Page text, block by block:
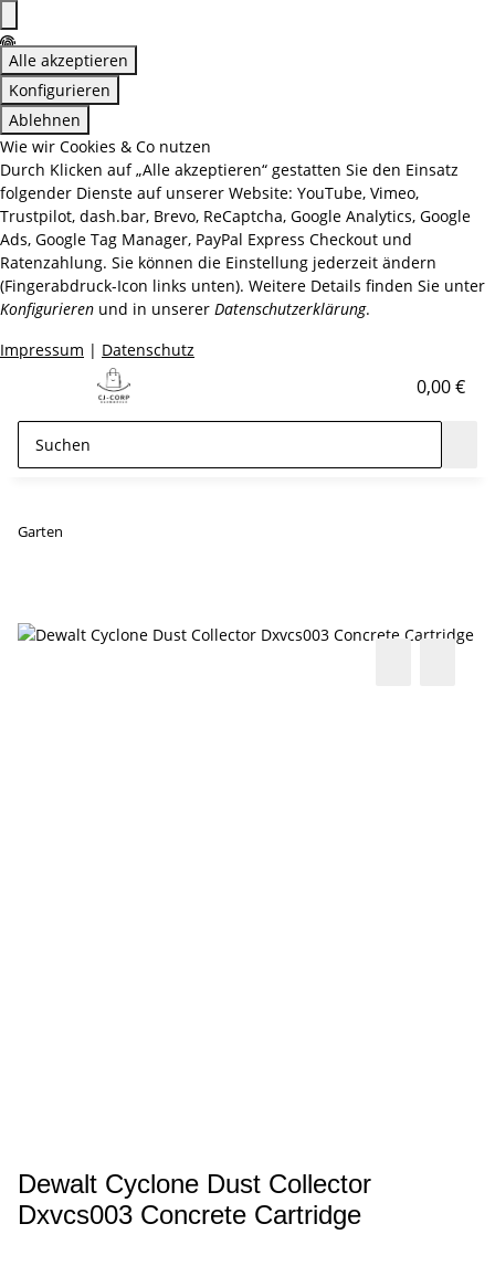
Alle akzeptieren
Konfigurieren
Ablehnen
Wie wir Cookies & Co nutzen
Durch Klicken auf „Alle akzeptieren“ gestatten Sie den Einsatz
folgender Dienste auf unserer Website: YouTube, Vimeo,
Trustpilot, dash.bar, Brevo, ReCaptcha, Google Analytics, Google
Ads, Google Tag Manager, PayPal Express Checkout und
Ratenzahlung. Sie können die Einstellung jederzeit ändern
(Fingerabdruck-Icon links unten). Weitere Details finden Sie unter
Konfigurieren und in unserer Datenschutzerklärung.
Impressum | Datenschutz
0,00 €
Garten
Dewalt Cyclone Dust Collector
Dxvcs003 Concrete Cartridge